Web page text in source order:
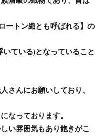
ートン織とも呼ばれる】の
ている)となっていること
さんにお願いしており、
なっております。
い雰囲気もあり飽きがこ